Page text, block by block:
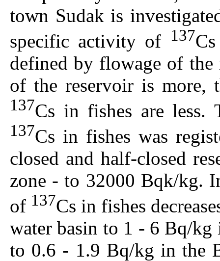
town Sudak is
specific activity of
137
defined by flowage of
of the reservoir is more,
137Cs in fishes are less.
137Cs in fishes was
closed and half-closed
zone - to 32000 Bqk/kg.
of 137Cs in fishes
water basin to 1 - 6 Bq/kg
to 0.6 - 1.9 Bq/kg in the